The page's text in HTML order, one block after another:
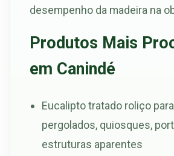
desempenho da madeira na
Produtos Mais
em Canindé
Eucalipto tratado roliço
pergolados, quiosques,
estruturas aparentes